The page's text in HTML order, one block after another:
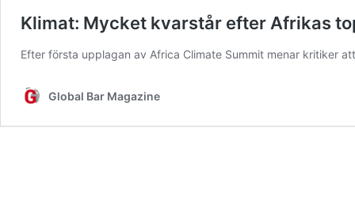
Klimat: Mycket kvarstår efter Afrikas
Efter första upplagan av Africa Climate Summit menar kritiker
Global Bar Magazine